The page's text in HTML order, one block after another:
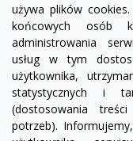
używa plików
końcowych osób
administrowania
usług w tym
użytkownika,
statystycznych i
(dostosowania
potrzeb).